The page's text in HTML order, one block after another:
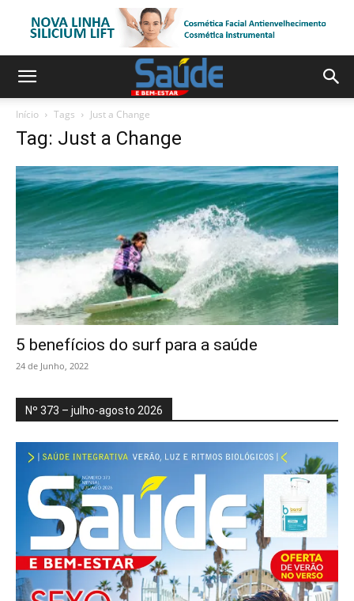
Início Tags Just a Change
Tag: Just a Change
5 benefícios do surf para a saúde
24 de Junho, 2022
Nº 373 – julho-agosto 2026